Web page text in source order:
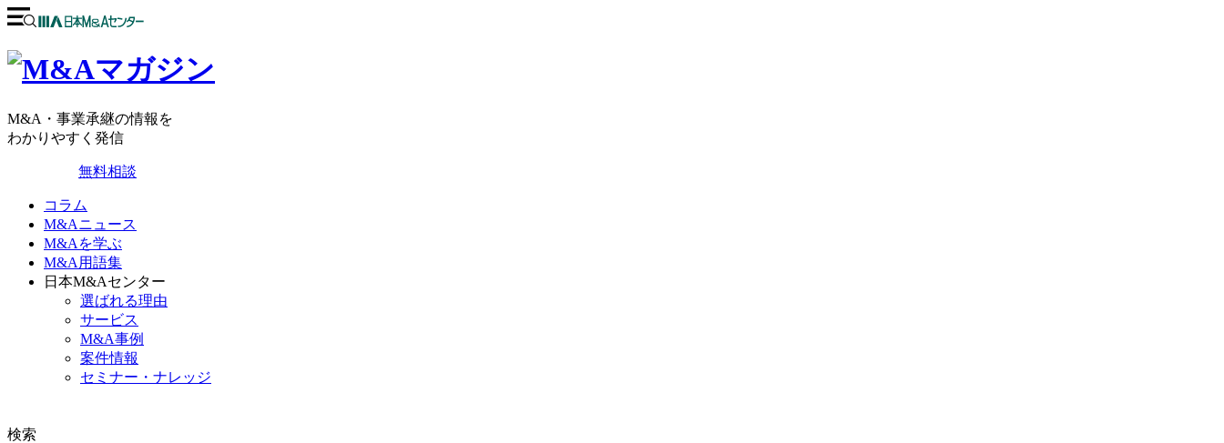
M&A・事業承継の情報を
わかりやすく発信
無料相談
コラム
M&Aニュース
M&Aを学ぶ
M&A用語集
日本M&Aセンター
選ばれる理由
サービス
M&A事例
案件情報
セミナー・ナレッジ
検索